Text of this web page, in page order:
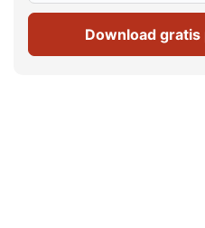
Download gratis